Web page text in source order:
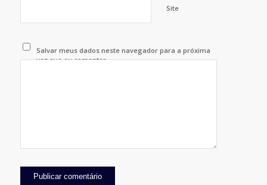
Site
Salvar meus dados neste navegador para a próxima
vez que eu comentar.